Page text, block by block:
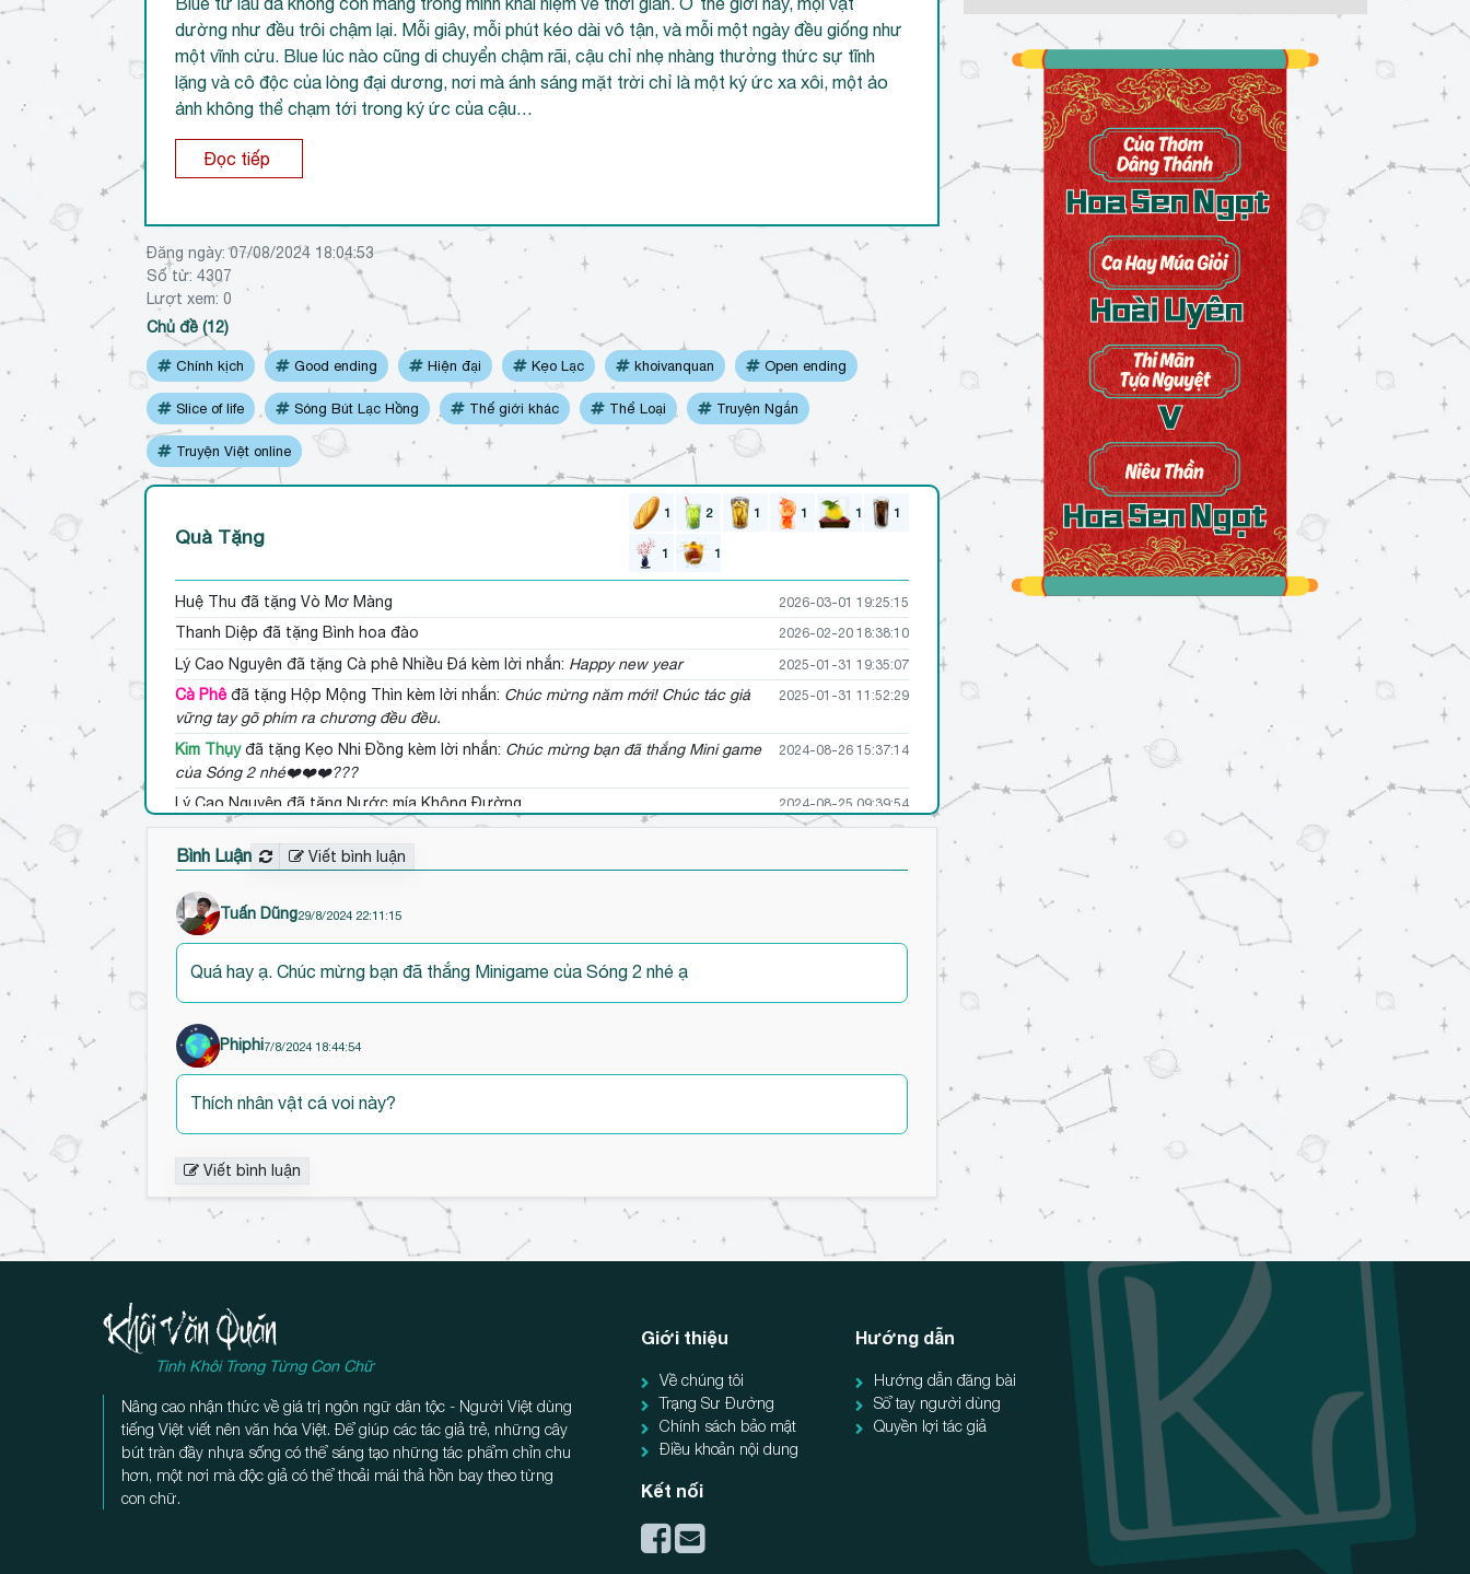
dường như đều trôi chậm lại. Mỗi giây, mỗi phút kéo dài vô tận, và mỗi một ngày đều giống như
một vĩnh cửu. Blue lúc nào cũng di chuyển chậm rãi, cậu chỉ nhẹ nhàng thưởng thức sự tĩnh
lặng và cô độc của lòng đại dương, nơi mà ánh sáng mặt trời chỉ là một ký ức xa xôi, một ảo
ảnh không thể chạm tới trong ký ức của cậu…
Đọc tiếp
Đăng ngày:07/08/2024 18:04:53
Số từ: 4307
Lượt xem: 0
Chủ đề (12)
Chính kịch Good ending Hiện đại Kẹo Lạc khoivanquan Open ending
Slice of life Sóng Bút Lạc Hồng Thế giới khác Thể Loại Truyện Ngắn
Truyện Việt online
Quà Tặng
1 2 1 1 1 1
1 1
Huệ Thu đã tặng Vò Mơ Màng 2026-03-01 19:25:15
Thanh Diệp đã tặng Bình hoa đào 2026-02-20 18:38:10
Lý Cao Nguyên đã tặng Cà phê Nhiều Đá kèm lời nhắn: Happy new year 2025-01-31 19:35:07
Cà Phê đã tặng Hộp Mộng Thìn kèm lời nhắn: Chúc mừng năm mới! Chúc tác giả
vững tay gõ phím ra chương đều đều.
2025-01-31 11:52:29
Kim Thụy đã tặng Kẹo Nhi Đồng kèm lời nhắn: Chúc mừng bạn đã thắng Mini game
của Sóng 2 nhé❤️❤️❤️???
2024-08-26 15:37:14
Lý Cao Nguyên đã tặng Nước mía Không Đường 2024-08-25 09:39:54
Cá Voi Bay đã tặng Trà đá vỉa hè
Kim Ngọc đã tặng Nước mía Không Đường kèm lời nhắn:
yêu... Tặng nước mía cho bé Cá Voi nhé?
Phiphi đã tặng Bánh mì Không Ai Lái kèm lời nhắn:
Bình Luận Viết bình luận
Tuấn Dũng29/8/2024 22:11:15
Quá hay ạ. Chúc mừng bạn đã thắng Minigame của Sóng 2 nhé ạ
Phiphi7/8/2024 18:44:54
Thích nhân vật cá voi này?
Viết bình luận
Tinh Khôi Trong Từng Con Chữ
Nâng cao nhận thức về giá trị ngôn ngữ dân tộc - Người Việt dùng
tiếng Việt viết nên văn hóa Việt. Để giúp các tác giả trẻ, những cây
bút tràn đầy nhựa sống có thể sáng tạo những tác phẩm chỉn chu
hơn, một nơi mà độc giả có thể thoải mái thả hồn bay theo từng
con chữ.
Giới thiệu
Về chúng tôi
Trạng Sư Đường
Chính sách bảo mật
Điều khoản nội dung
Kết nối
Hướng dẫn
Hướng dẫn đăng bài
Sổ tay người dùng
Quyền lợi tác giả